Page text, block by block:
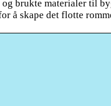
brukte materialer til
å skape det flotte